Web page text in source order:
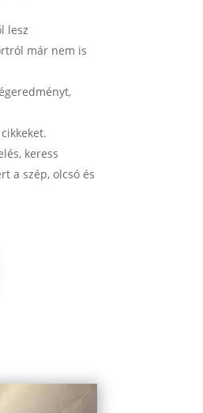
lesz
már nem is
keress
a szép, olcsó és